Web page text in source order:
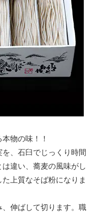
物の味！！
、石臼でじっくり時間
違い、蕎麦の風味がし
上質なそば粉になりま
伸ばして切ります。職